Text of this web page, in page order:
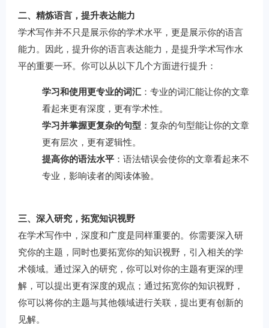
二、精炼语言，提升表达能力
学术写作并不只是展示你的学术水平，更是展示你的语言
能力。因此，提升你的语言表达能力，是提升学术写作水
平的重要一环。你可以从以下几个方面进行提升：
学习和使用更专业的词汇 ：专业的词汇能让你的文章
看起来更有深度，更有学术性。
学习并掌握更复杂的句型 ：复杂的句型能让你的文章
更有层次，更有逻辑性。
提高你的语法水平 ：语法错误会使你的文章看起来不
专业，影响读者的阅读体验。
三、深入研究，拓宽知识视野
在学术写作中，深度和广度是同样重要的。你需要深入研
究你的主题，同时也要拓宽你的知识视野，引入相关的学
术领域。通过深入的研究，你可以对你的主题有更深的理
解，可以提出更有深度的观点；通过拓宽你的知识视野，
你可以将你的主题与其他领域进行关联，提出更有创新的
见解。